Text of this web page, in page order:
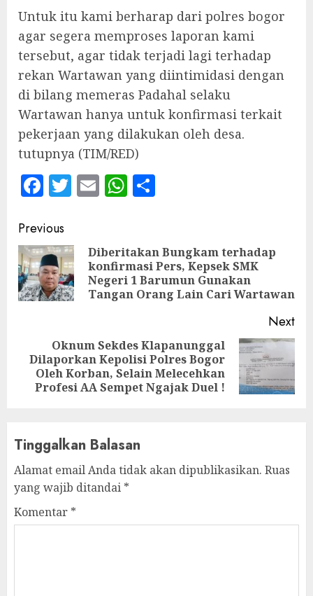
Untuk itu kami berharap dari polres bogor
agar segera memproses laporan kami
tersebut, agar tidak terjadi lagi terhadap
rekan Wartawan yang diintimidasi dengan
di bilang memeras Padahal selaku
Wartawan hanya untuk konfirmasi terkait
pekerjaan yang dilakukan oleh desa.
tutupnya (TIM/RED)
Facebook
Twitter
EmailWhatsApp
Continue
Reading
Previous
Diberitakan Bungkam terhadap
konfirmasi Pers, Kepsek SMK
Negeri 1 Barumun Gunakan
Tangan Orang Lain Cari Wartawan
Next
Next
post:
Oknum Sekdes Klapanunggal
Dilaporkan Kepolisi Polres Bogor
Oleh Korban, Selain Melecehkan
Profesi AA Sempet Ngajak Duel !
Tinggalkan Balasan
Alamat email Anda tidak akan dipublikasikan. Ruas
yang wajib ditandai *
Komentar *